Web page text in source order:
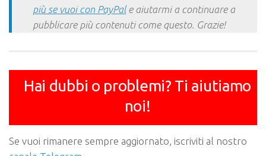
più se vuoi con PayPale aiutarmi a continuare a
pubblicare più contenuti come questo. Grazie!
Hai dubbi o problemi? Ti aiutiamo
noi!
Se vuoi rimanere sempre aggiornato, iscriviti al nostro